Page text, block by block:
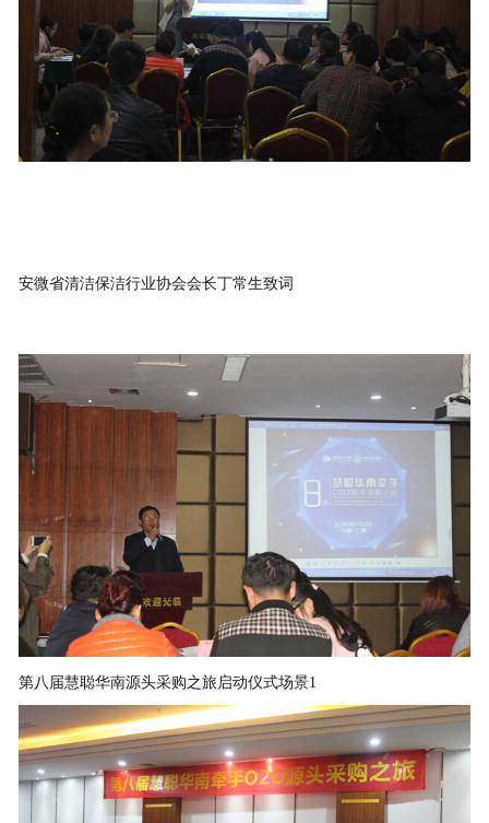
安微省清洁保洁行业协会会长丁常生致词
第八届慧聪华南源头采购之旅启动仪式场景1